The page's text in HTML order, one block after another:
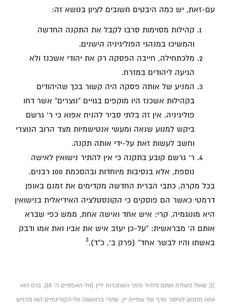
עם-זאת, יש כמה היבטים חשובים לציון בנושא זה:
קהילות מסוימות סרבו לקבל את התקנה החדשה
והמשיכו במנהגי הפוליגיניה הישנים.
מלכתחילה, חייבה הפסקה רק את יהודי אשכנז ולא
הגיעה ליהודים במזרח.
המניע של אותה פסקה היה קשור בכך שהיהודים
בקהילות אשכנז היו מוקפים בגויים "נוצרים" אשר דחו
פוליגיניה. אין זה בלתי סביר להניח אפוא כי ר' גרשם
ביקש למנוע שנאה ומעשי אנטישמיות מצד הרוב הנוצרי
וחשב לעשות זאת על-ידי אותה תקנה.
ר' גרשם קובע בתקנה כי אין להתיר נישואין לאישה
נוספת, אלא בנסיבות מיוחדות ובהסכמת 100 רבנים.
בכל מקרה, כתבי הברית החדשה מקדימים את זמנם באופן
דרמטי כאשר הם פוסקים כי הקונסטלציה האידיאלית בנישואין
היא מונוגמיה, קרי: איש אחד ואישה אחת, ממש כפי שברא
אותם ה' מבראשית: "על-כן יעזב איש את אביו ואת אמו ודבק
באשתו והיו לבשר אחד" (פרק ב', כ"ד).3
[1] שאול השליח אמנם מזהיר מפני השתכרות ליין (אל-האפסיים ה' 18), ברם הוא
איננו מתכוון לאיסור גורף של שתיית יין, שהרי בראשונה אל-הקורינתיים הוא מדגיש